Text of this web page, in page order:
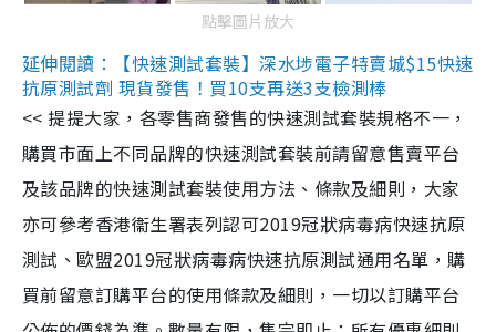
點擊圖片放大
延伸閱讀：【快速測試套裝】深水埗電子特賣城$15快速
抗原測試劑 現貨發售！買10支再送3支檢測棒
<< 提提大家，各零售商發售的快速測試套裝規格不一，
購買市面上不同品牌的快速測試套裝前請留意售賣平台
及該品牌的快速測試套裝使用方法、條款及細則，大家
亦可參考香港衞生署表列認可2019冠狀病毒病快速抗原
測試、歐盟2019冠狀病毒病快速抗原測試通用名單，購
買前留意訂購平台的使用條款及細則，一切以訂購平台